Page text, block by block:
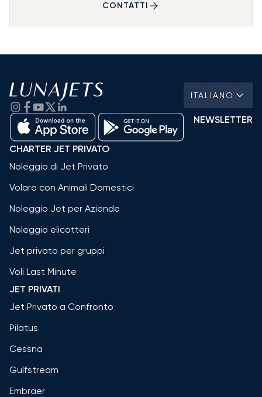
CONTATTI
ITALIANO
NEWSLETTER
CHARTER JET PRIVATO
Noleggio di Jet Privato
Volare con Animali Domestici
Noleggio Jet per Aziende
Noleggio elicotteri
Jet privato per gruppi
Voli Last Minute
JET PRIVATI
Jet Privato a Confronto
Pilatus
Cessna
Gulfstream
Embraer